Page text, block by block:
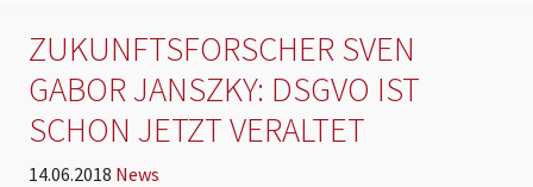
ZUKUNFTSFORSCHER SVEN
GABOR JANSZKY: DSGVO IST
SCHON JETZT VERALTET
14.06.2018 News